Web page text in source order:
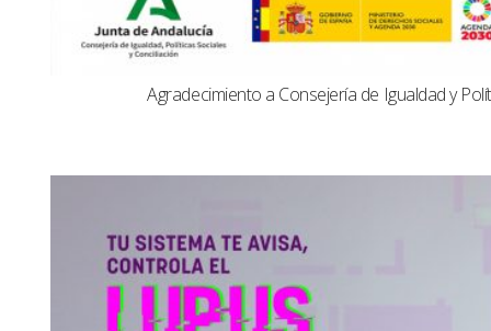
Agradecimiento a Consejería de Igualdad y